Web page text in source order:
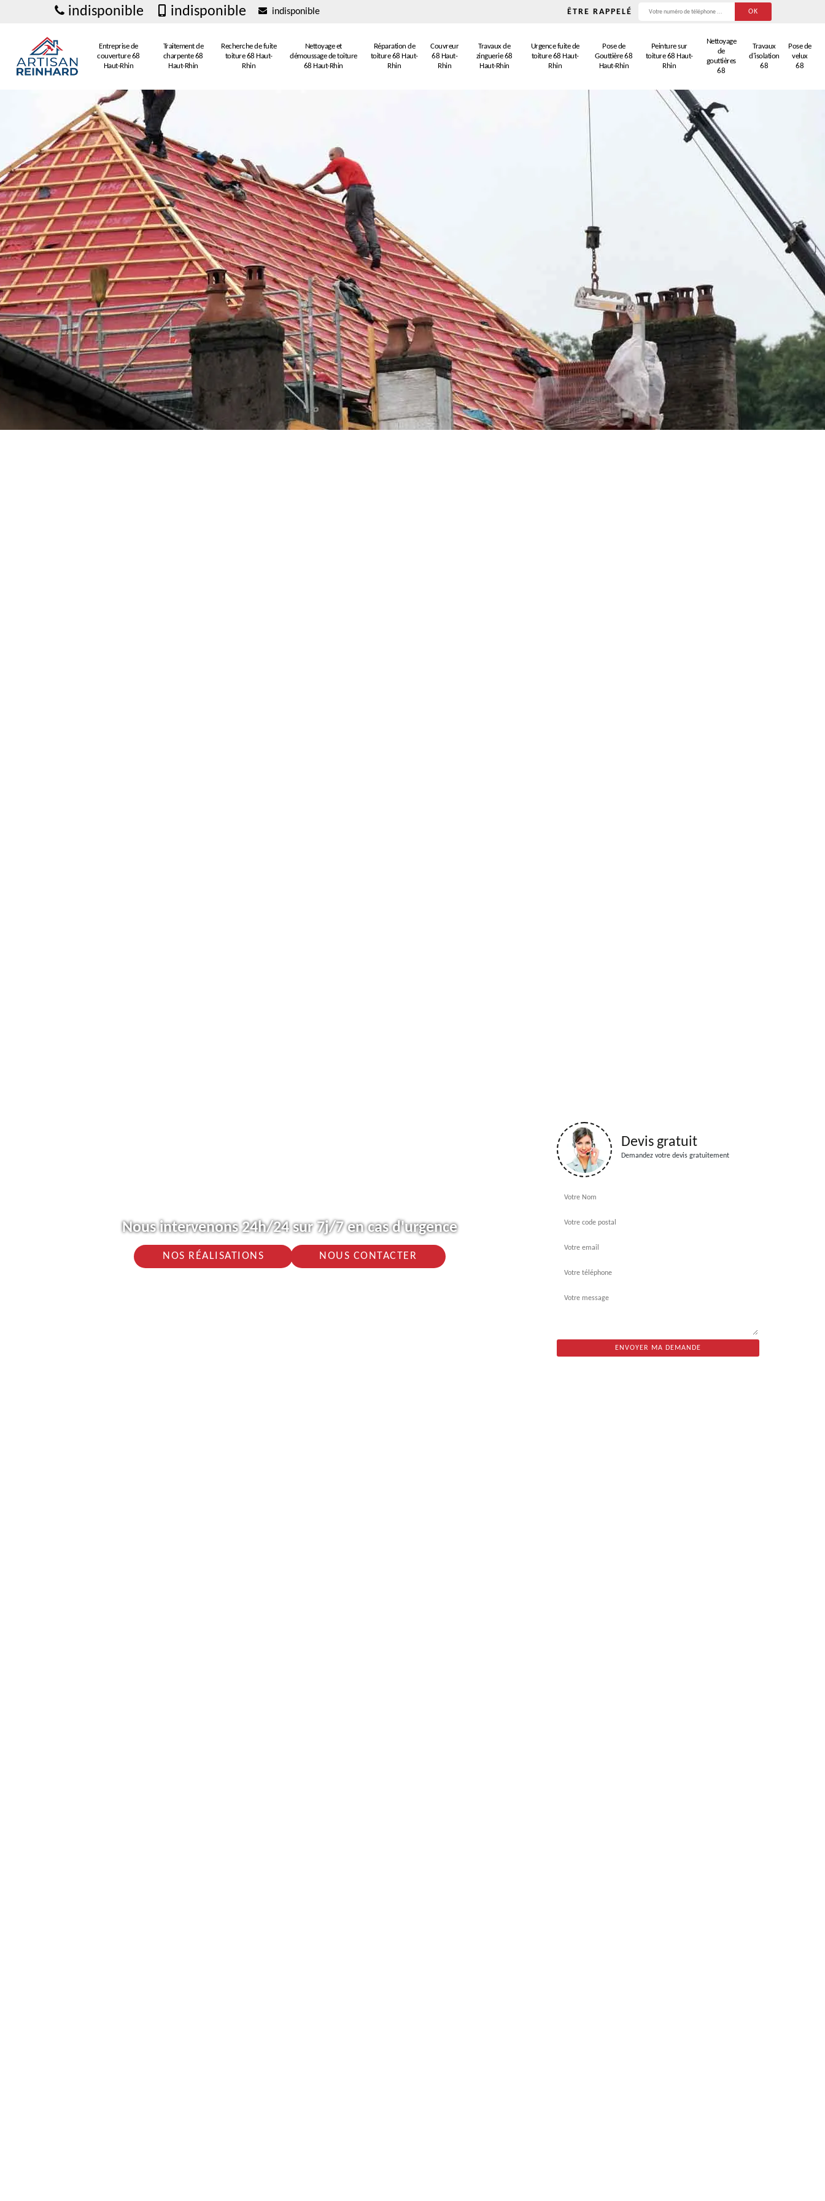
indisponible indisponible indisponible ÊTRE RAPPELÉ
Entreprise de
couverture 68
Haut-Rhin
Traitement de
charpente 68
Haut-Rhin
Recherche de fuite
toiture 68 Haut-
Rhin
Nettoyage et
démoussage de toiture
68 Haut-Rhin
Réparation de
toiture 68 Haut-
Rhin
Couvreur
68 Haut-
Rhin
Travaux de
zinguerie 68
Haut-Rhin
Urgence fuite de
toiture 68 Haut-
Rhin
Pose de
Gouttière 68
Haut-Rhin
Peinture sur
toiture 68 Haut-
Rhin
Nettoyage
de
gouttières
68
Travaux
d'isolation
68
Pose de
velux
68
Nous intervenons 24h/24 sur 7j/7 en cas d'urgence
NOS RÉALISATIONS NOUS CONTACTER
Devis gratuit
Demandez votre devis gratuitement